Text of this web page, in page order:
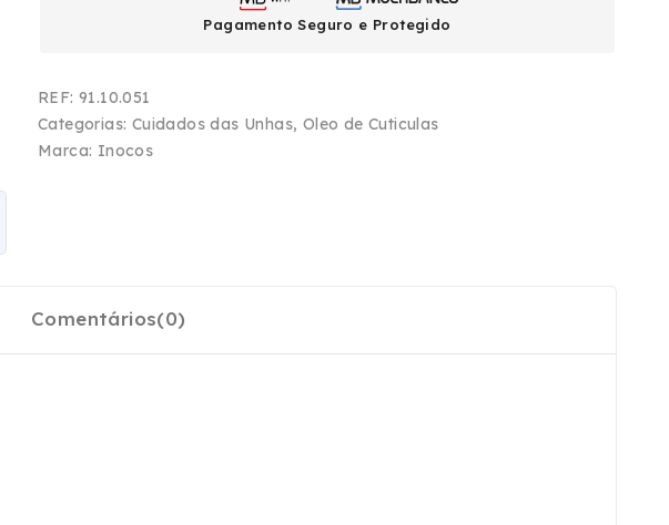
Pagamento Seguro e Protegido
REF: 91.10.051
Categorias: Cuidados das Unhas, Oleo de Cuticulas
Marca: Inocos
Comentários(0)